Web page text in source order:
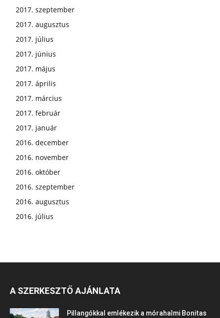
2017. szeptember
2017. augusztus
2017. július
2017. június
2017. május
2017. április
2017. március
2017. február
2017. január
2016. december
2016. november
2016. október
2016. szeptember
2016. augusztus
2016. július
A SZERKESZTŐ AJÁNLATA
Pillangókkal emlékezik a mórahalmi Bonitas